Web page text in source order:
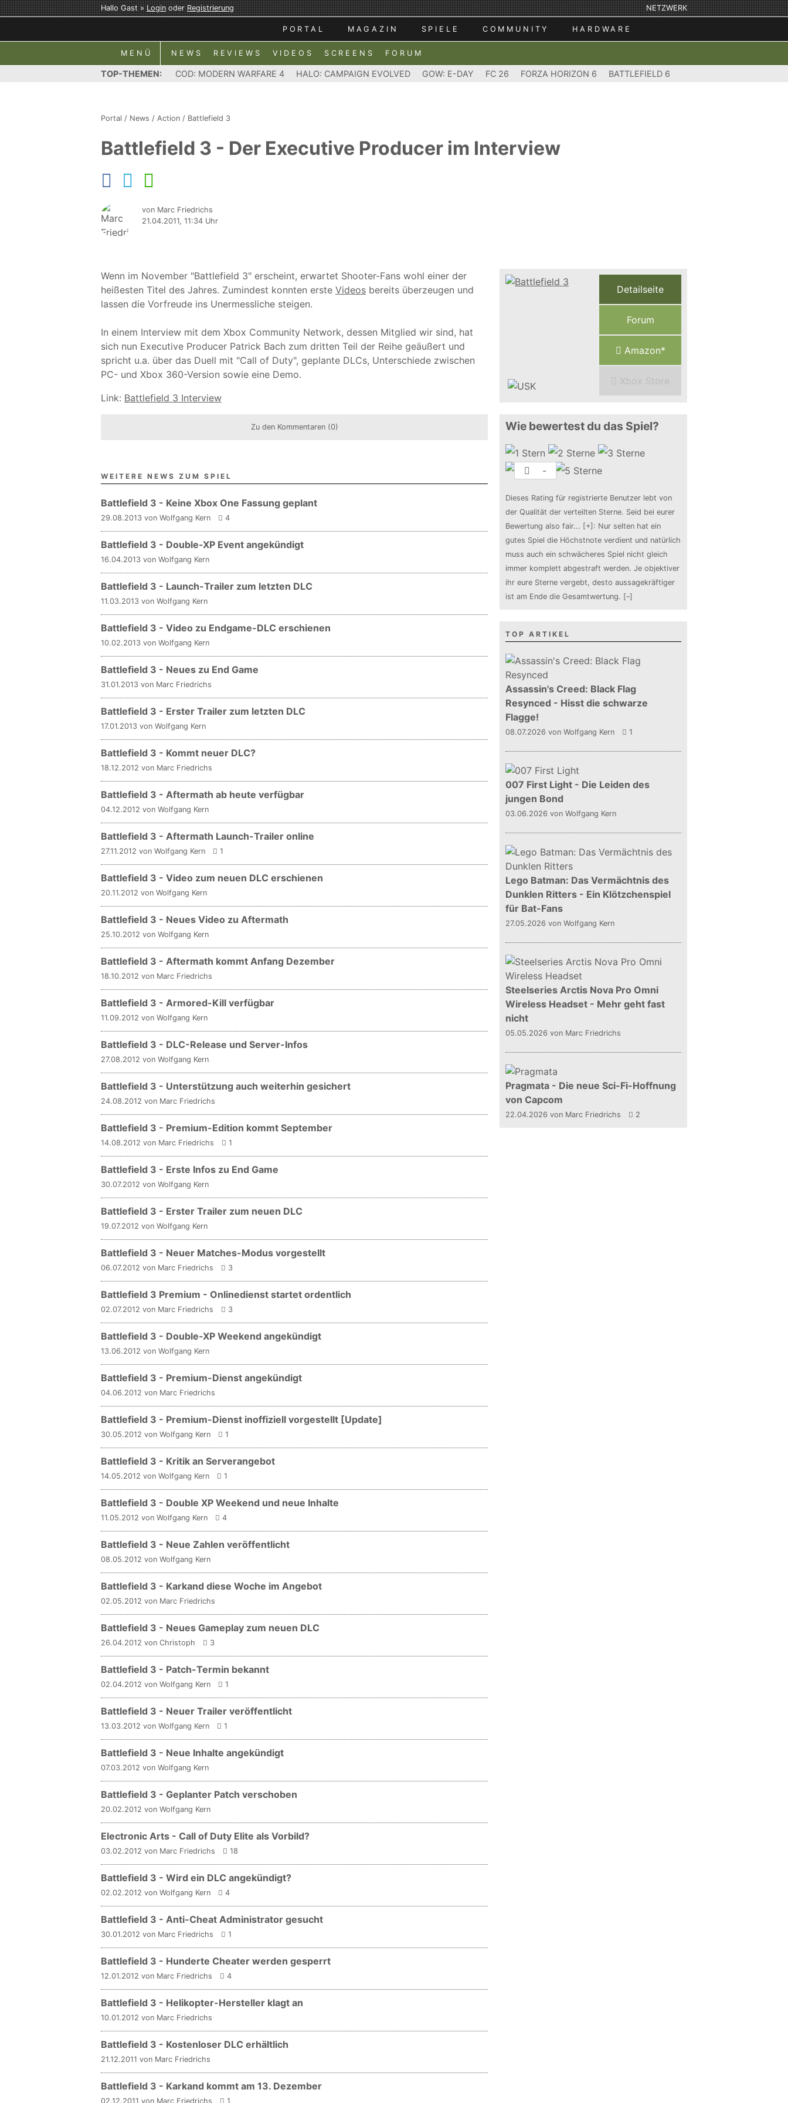
Hallo Gast »LoginoderRegistrierung NETZWERK
PORTAL MAGAZIN SPIELE COMMUNITY HARDWARE
MENÜ NEWS REVIEWS VIDEOS SCREENS FORUM
TOP-THEMEN: COD: MODERN WARFARE 4 HALO: CAMPAIGN EVOLVED GOW: E-DAY FC 26 FORZA HORIZON 6 BATTLEFIELD 6
Portal / News / Action / Battlefield 3
Battlefield 3 - Der Executive Producer im Interview
von Marc Friedrichs
21.04.2011, 11:34 Uhr
Wenn im November "Battlefield 3" erscheint, erwartet Shooter-Fans wohl einer der
heißesten Titel des Jahres. Zumindest konnten erste Videos bereits überzeugen und
lassen die Vorfreude ins Unermessliche steigen.
In einem Interview mit dem Xbox Community Network, dessen Mitglied wir sind, hat
sich nun Executive Producer Patrick Bach zum dritten Teil der Reihe geäußert und
spricht u.a. über das Duell mit "Call of Duty", geplante DLCs, Unterschiede zwischen
PC- und Xbox 360-Version sowie eine Demo.
Link: Battlefield 3 Interview
Zu den Kommentaren (0)
WEITERE NEWS ZUM SPIEL
Battlefield 3 - Keine Xbox One Fassung geplant
29.08.2013 von Wolfgang Kern 4
Battlefield 3 - Double-XP Event angekündigt
16.04.2013 von Wolfgang Kern
Battlefield 3 - Launch-Trailer zum letzten DLC
11.03.2013 von Wolfgang Kern
Battlefield 3 - Video zu Endgame-DLC erschienen
10.02.2013 von Wolfgang Kern
Battlefield 3 - Neues zu End Game
31.01.2013 von Marc Friedrichs
Battlefield 3 - Erster Trailer zum letzten DLC
17.01.2013 von Wolfgang Kern
Battlefield 3 - Kommt neuer DLC?
18.12.2012 von Marc Friedrichs
Battlefield 3 - Aftermath ab heute verfügbar
04.12.2012 von Wolfgang Kern
Battlefield 3 - Aftermath Launch-Trailer online
27.11.2012 von Wolfgang Kern 1
Battlefield 3 - Video zum neuen DLC erschienen
20.11.2012 von Wolfgang Kern
Battlefield 3 - Neues Video zu Aftermath
25.10.2012 von Wolfgang Kern
Battlefield 3 - Aftermath kommt Anfang Dezember
18.10.2012 von Marc Friedrichs
Battlefield 3 - Armored-Kill verfügbar
11.09.2012 von Wolfgang Kern
Battlefield 3 - DLC-Release und Server-Infos
27.08.2012 von Wolfgang Kern
Battlefield 3 - Unterstützung auch weiterhin gesichert
24.08.2012 von Marc Friedrichs
Battlefield 3 - Premium-Edition kommt September
14.08.2012 von Marc Friedrichs 1
Battlefield 3 - Erste Infos zu End Game
30.07.2012 von Wolfgang Kern
Battlefield 3 - Erster Trailer zum neuen DLC
19.07.2012 von Wolfgang Kern
Battlefield 3 - Neuer Matches-Modus vorgestellt
06.07.2012 von Marc Friedrichs 3
Battlefield 3 Premium - Onlinedienst startet ordentlich
02.07.2012 von Marc Friedrichs 3
Battlefield 3 - Double-XP Weekend angekündigt
13.06.2012 von Wolfgang Kern
Battlefield 3 - Premium-Dienst angekündigt
04.06.2012 von Marc Friedrichs
Battlefield 3 - Premium-Dienst inoffiziell vorgestellt [Update]
30.05.2012 von Wolfgang Kern 1
Battlefield 3 - Kritik an Serverangebot
14.05.2012 von Wolfgang Kern 1
Battlefield 3 - Double XP Weekend und neue Inhalte
11.05.2012 von Wolfgang Kern 4
Battlefield 3 - Neue Zahlen veröffentlicht
08.05.2012 von Wolfgang Kern
Battlefield 3 - Karkand diese Woche im Angebot
02.05.2012 von Marc Friedrichs
Battlefield 3 - Neues Gameplay zum neuen DLC
26.04.2012 von Christoph 3
Battlefield 3 - Patch-Termin bekannt
02.04.2012 von Wolfgang Kern 1
Battlefield 3 - Neuer Trailer veröffentlicht
13.03.2012 von Wolfgang Kern 1
Battlefield 3 - Neue Inhalte angekündigt
07.03.2012 von Wolfgang Kern
Battlefield 3 - Geplanter Patch verschoben
20.02.2012 von Wolfgang Kern
Electronic Arts - Call of Duty Elite als Vorbild?
03.02.2012 von Marc Friedrichs 18
Battlefield 3 - Wird ein DLC angekündigt?
02.02.2012 von Wolfgang Kern 4
Battlefield 3 - Anti-Cheat Administrator gesucht
30.01.2012 von Marc Friedrichs 1
Battlefield 3 - Hunderte Cheater werden gesperrt
12.01.2012 von Marc Friedrichs 4
Battlefield 3 - Helikopter-Hersteller klagt an
10.01.2012 von Marc Friedrichs
Battlefield 3 - Kostenloser DLC erhältlich
21.12.2011 von Marc Friedrichs
Battlefield 3 - Karkand kommt am 13. Dezember
02.12.2011 von Marc Friedrichs 1
Detailseite
Forum
Amazon*
Xbox Store
Wie bewertest du das Spiel?
-
Dieses Rating für registrierte Benutzer lebt von
der Qualität der verteilten Sterne. Seid bei eurer
Bewertung also fair... [+] : Nur selten hat ein
gutes Spiel die Höchstnote verdient und natürlich
muss auch ein schwächeres Spiel nicht gleich
immer komplett abgestraft werden. Je objektiver
ihr eure Sterne vergebt, desto aussagekräftiger
ist am Ende die Gesamtwertung. [–]
TOP ARTIKEL
Assassin's Creed: Black Flag
Resynced - Hisst die schwarze
Flagge!
08.07.2026 von Wolfgang Kern 1
007 First Light - Die Leiden des
jungen Bond
03.06.2026 von Wolfgang Kern
Lego Batman: Das Vermächtnis des
Dunklen Ritters - Ein Klötzchenspiel
für Bat-Fans
27.05.2026 von Wolfgang Kern
Steelseries Arctis Nova Pro Omni
Wireless Headset - Mehr geht fast
nicht
05.05.2026 von Marc Friedrichs
Pragmata - Die neue Sci-Fi-Hoffnung
von Capcom
22.04.2026 von Marc Friedrichs 2